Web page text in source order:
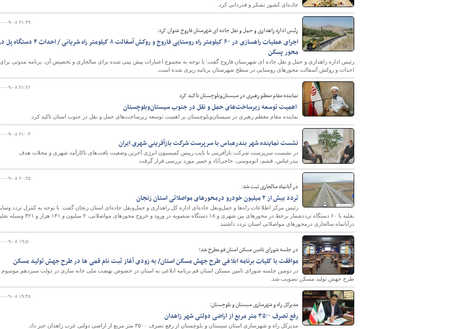
جاده‌ای کشور تشکر و قدردانی کرد.
۱۴۰۰-۰۹-۰۸
رئیس اداره راهداری و حمل و نقل جاده ای شهرستان فاروج عنوان کرد:
اجرای عملیات راهسازی در ۶۰ کیلومتر راه روستایی فاروج و روکش آسفالت ۸ کیلومتر راه شریانی / احداث ۴
محور پسکن
رئیس اداره راهداری و حمل و نقل جاده ای شهرستان فاروج گفت: با توجه به مجموع اعتبارات پیش بینی شده برای سالجاری و تخصیص آن، برنامه مدونی برای
احداث و روکش آسفالت محورهای روستایی در سطح شهرستان برنامه ریزی شده است.
۱۴۰۰-۰۹-۰۸
نماینده مقام معظم رهبری در سیستان‌و‌بلوچستان تاکید کرد
اهمیت توسعه زیرساخت‌های حمل و نقل در جنوب سیستان‌وبلوچستان
نماینده مقام معظم رهبری در سیستان‌وبلوچستان بر اهمیت توسعه زیرساخت‌های حمل و نقل در جنوب استان تاکید کرد.
۱۴۰۰-۰۹-۰۸
نشست نماینده شهر بندرعباس با سرپرست شرکت بازآفرینی شهری ایران
در نشست سرپرست شرکت بازآفرینی با نایب رییس کمیسیون انرژی آخرین وضعیت بافت‌های ناکارآمد شهری و محلات هدف
بندرعباس، قشم، ابوموسی، حاجی‌آباد و خمیر مورد بررسی قرار گرفت
۱۴۰۰-۰۹-۰۸
در آبانماه سالجاری ثبت شد:
تردد بیش از ۲ میلیون خودرو درمحورهای مواصلاتی استان زنجان
رئیس مرکز اطلاعات راه‌ها و حمل‌ونقل جاده‌ای اداره کل راهداری و حمل‌ونقل جاده‌ای استان زنجان گفت: با توجه به كنترل تردد
نقليه با ۶۰ دستگاه ترددشمار برخط در محورهای بين شهری و ۱۸ دستگاه منصوبه در ورود و خروج محورهای مواصلاتی، ۲ میلیون و ۱۴۱
درآبانماه سالجاری درمحورهای مواصلاتی استان تردد داشتند.
۱۴۰۰-۰۹-۰۸
در جلسه شورای تامین مسکن استان قم مطرح شد؛
موافقت با کلیات برنامه ابلاغی طرح جهش مسکن استان/ به زودی آغاز ثبت نام قمی ها در طرح جهش تولید مسکن
در دومین جلسه شورای تامین مسکن استان قم برنامه ابلاغی به استان در خصوص نهضت ملی خانه سازی در دولت سیزدهم موسوم
طرح جهش تولید مسکن تصویب شد.
۱۴۰۰-۰۹-۰۸
مدیرکل راه و شهرسازی سیستان و بلوچستان:
رفع تصرف ۳۵۰۰ متر مربع از اراضی دولتی شهر زاهدان
مدیرکل راه و شهرسازی استان سیستان و بلوچستان از رفع تصرف ۳۵۰۰ متر مربع از اراضی دولتی غرب زاهدان خبر داد.